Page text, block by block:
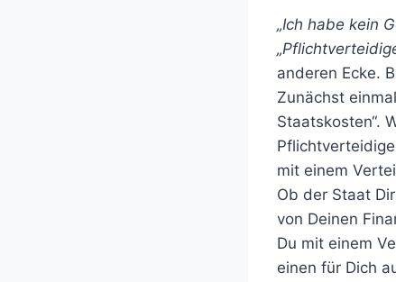
„Ich habe kein
anderen Ecke.
Zunächst
Staatskosten“.
mit einem
Ob der Staat
von Deinen
Du mit einem
einen für Dich